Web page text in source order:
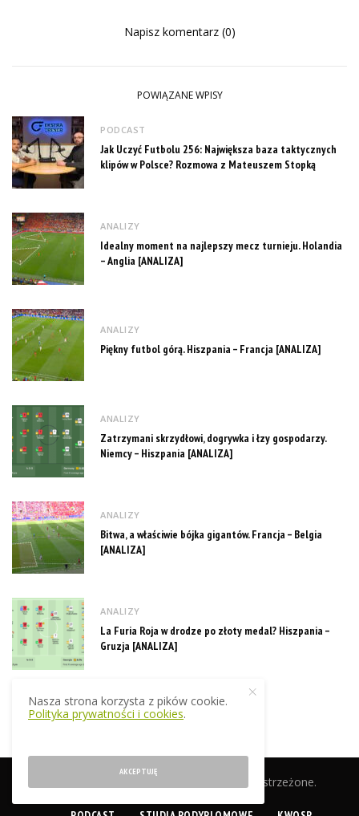
Napisz komentarz (0)
POWIĄZANE WPISY
PODCAST
Jak Uczyć Futbolu 256: Największa baza taktycznych
klipów w Polsce? Rozmowa z Mateuszem Stopką
ANALIZY
Idealny moment na najlepszy mecz turnieju. Holandia
– Anglia [ANALIZA]
ANALIZY
Piękny futbol górą. Hiszpania – Francja [ANALIZA]
ANALIZY
Zatrzymani skrzydłowi, dogrywka i łzy gospodarzy.
Niemcy – Hiszpania [ANALIZA]
ANALIZY
Bitwa, a właściwie bójka gigantów. Francja – Belgia
[ANALIZA]
ANALIZY
La Furia Roja w drodze po złoty medal? Hiszpania –
Gruzja [ANALIZA]
© 2019 EkstraTrener.pl. Wszelkie prawa zastrzeżone.
Nasza strona korzysta z pików cookie.
Polityka prywatności i cookies.
AKCEPTUJĘ